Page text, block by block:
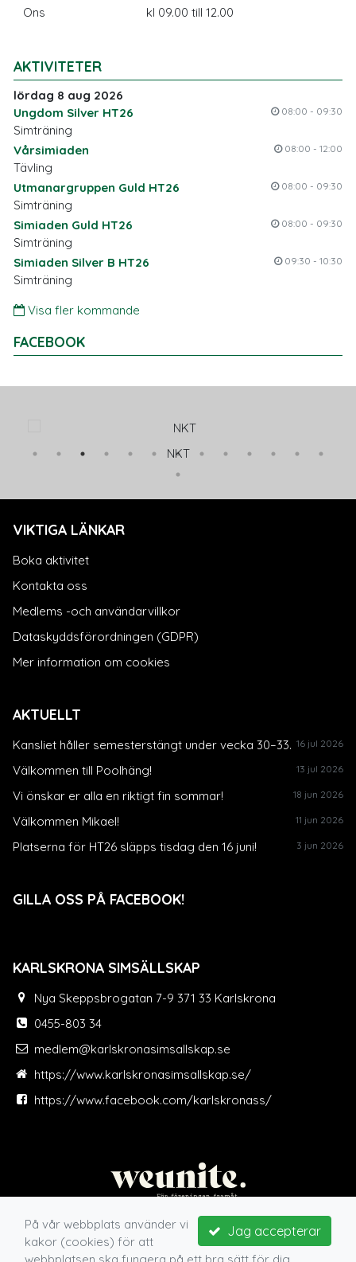
Ons kl 09.00 till 12.00
AKTIVITETER
lördag 8 aug 2026
Ungdom Silver HT26
08:00 - 09:30
Simträning
Vårsimiaden
08:00 - 12:00
Tävling
Utmanargruppen Guld HT26
08:00 - 09:30
Simträning
Simiaden Guld HT26
08:00 - 09:30
Simträning
Simiaden Silver B HT26
09:30 - 10:30
Simträning
Visa fler kommande
FACEBOOK
NKT
VIKTIGA LÄNKAR
Boka aktivitet
Kontakta oss
Medlems -och användarvillkor
Dataskyddsförordningen (GDPR)
Mer information om cookies
AKTUELLT
Kansliet håller semesterstängt under vecka 30–33. 16 jul 2026
Välkommen till Poolhäng! 13 jul 2026
Vi önskar er alla en riktigt fin sommar! 18 jun 2026
Välkommen Mikael! 11 jun 2026
Platserna för HT26 släpps tisdag den 16 juni! 3 jun 2026
GILLA OSS PÅ FACEBOOK!
KARLSKRONA SIMSÄLLSKAP
Nya Skeppsbrogatan 7-9 371 33 Karlskrona
0455-803 34
medlem@karlskronasimsallskap.se
https://www.karlskronasimsallskap.se/
https://www.facebook.com/karlskronass/
Jag accepterar
På vår webbplats använder vi
kakor (cookies) för att